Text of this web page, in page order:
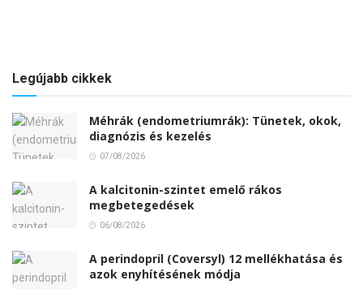
Legújabb cikkek
Méhrák (endometriumrák): Tünetek, okok,
diagnózis és kezelés
07/08/2026
A kalcitonin-szintet emelő rákos
megbetegedések
06/08/2026
A perindopril (Coversyl) 12 mellékhatása és
azok enyhítésének módja